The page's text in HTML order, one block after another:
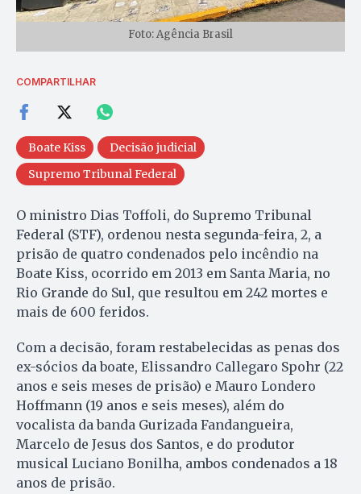
Foto: Agência Brasil
COMPARTILHAR
Boate Kiss
Decisão judicial
Supremo Tribunal Federal
O ministro Dias Toffoli, do Supremo Tribunal
Federal (STF), ordenou nesta segunda-feira, 2, a
prisão de quatro condenados pelo incêndio na
Boate Kiss, ocorrido em 2013 em Santa Maria, no
Rio Grande do Sul, que resultou em 242 mortes e
mais de 600 feridos.
Com a decisão, foram restabelecidas as penas dos
ex-sócios da boate, Elissandro Callegaro Spohr (22
anos e seis meses de prisão) e Mauro Londero
Hoffmann (19 anos e seis meses), além do
vocalista da banda Gurizada Fandangueira,
Marcelo de Jesus dos Santos, e do produtor
musical Luciano Bonilha, ambos condenados a 18
anos de prisão.